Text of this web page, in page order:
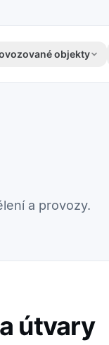
objekty
a provozy.
útvary